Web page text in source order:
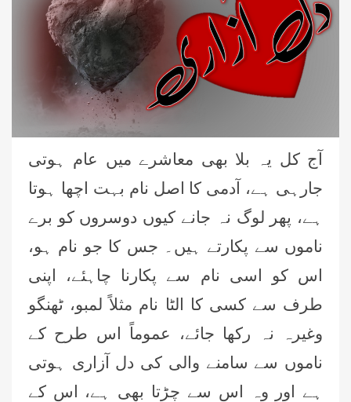
آج کل یہ بلا بھی معاشرے میں عام ہوتی
جارہی ہے، آدمی کا اصل نام بہت اچھا ہوتا
ہے، پھر لوگ نہ جانے کیوں دوسروں کو برے
ناموں سے پکارتے ہیں۔ جس کا جو نام ہو،
اس کو اسی نام سے پکارنا چاہئے، اپنی
طرف سے کسی کا الٹا نام مثلاً لمبو، ٹھنگو
وغیرہ نہ رکھا جائے، عموماً اس طرح کے
ناموں سے سامنے والی کی دل آزاری ہوتی
ہے اور وہ اس سے چڑتا بھی ہے، اس کے